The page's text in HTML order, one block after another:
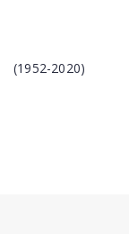
(1952-2020)